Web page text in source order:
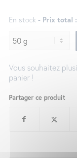
En stock - Prix total
Vous souhaitez
panier !
Partager ce produit